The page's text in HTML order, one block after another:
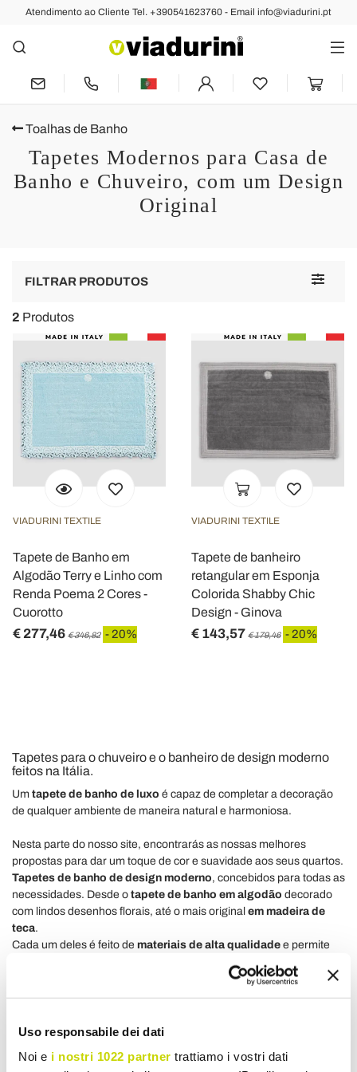
Uso responsabile dei dati
Noi e i nostri 1022 partner trattiamo i vostri dati
Atendimento ao Cliente Tel. +390541623760 - Email info@viadurini.pt
Toalhas de Banho
Tapetes Modernos para Casa de
Banho e Chuveiro, com um Design
Original
Toggle
FILTRAR PRODUTOS
2 Produtos
VIADURINI TEXTILE
Tapete de Banho em
Algodão Terry e Linho com
Renda Poema 2 Cores -
Cuorotto
€ 277,46 € 346,82 - 20%
VIADURINI TEXTILE
Tapete de banheiro
retangular em Esponja
Colorida Shabby Chic
Design - Ginova
€ 143,57 € 179,46 - 20%
Tapetes para o chuveiro e o banheiro de design moderno
feitos na Itália.
Um tapete de banho de luxo é capaz de completar a decoração
de qualquer ambiente de maneira natural e harmoniosa.
Nesta parte do nosso site, encontrarás as nossas melhores
propostas para dar um toque de cor e suavidade aos seus quartos.
Tapetes de banho de design moderno, concebidos para todas as
necessidades. Desde o tapete de banho em algodão decorado
com lindos desenhos florais, até o mais original em madeira de
teca.
Cada um deles é feito de materiais de alta qualidade e permite
criativa. Muitas variações de textura e cor que vão te surpreender.
banho para mudar continuamente o design da sala, à tornar-la
banheiro não faz nada além de completar os móveis de maneira